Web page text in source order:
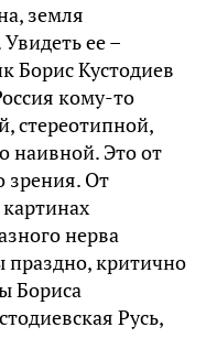
земля
ее –
Борис Кустодиев
кому-то
стереотипной,
наивной. Это от
зрения. От
нерва
праздно, критично
Бориса
Русь,